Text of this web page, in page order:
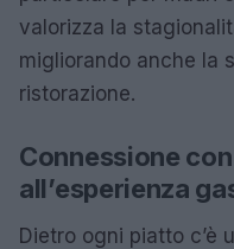
valorizza la
migliorando anche la
ristorazione.
Connessione
all’esperienza
Dietro ogni piatto c’è